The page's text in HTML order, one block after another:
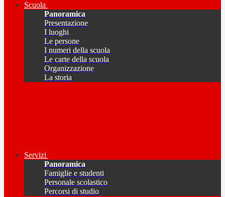
Scuola
Panoramica
Presentazione
I luoghi
Le persone
I numeri della scuola
Le carte della scuola
Organizzazione
La storia
Servizi
Panoramica
Famiglie e studenti
Personale scolastico
Percorsi di studio